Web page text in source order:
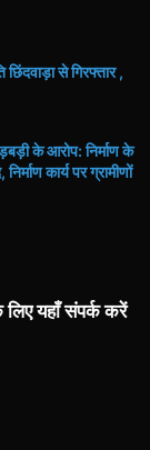
से गिरफ्तार ,
के आरोप: निर्माण के
कार्य पर ग्रामीणों
यहाँ संपर्क करें